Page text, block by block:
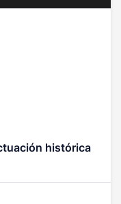
histórica